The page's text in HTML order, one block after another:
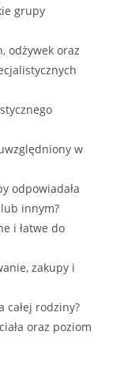
grupy
odżywek oraz
w
odpowiadała
innym?
i łatwe do
zakupy i
całej rodziny?
oraz poziom